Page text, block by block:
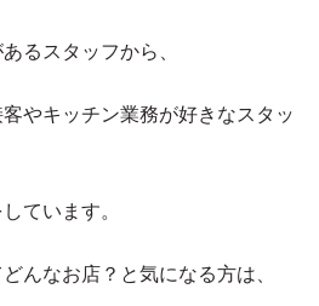
るスタッフから、
やキッチン業務が好きなスタッ
ています。
んなお店？と気になる方は、
お問合せ